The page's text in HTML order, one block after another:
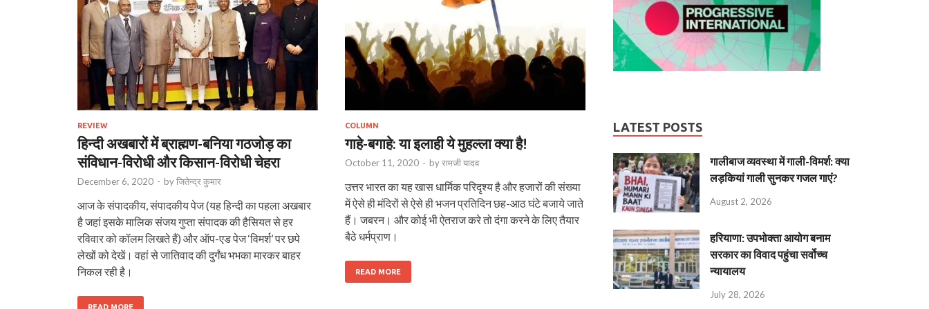
REVIEW
हिन्दी अखबारों में ब्राह्मण-बनिया गठजोड़ का
संविधान-विरोधी और किसान-विरोधी चेहरा
December 6, 2020 - byजितेन्द्र कुमार
आज के संपादकीय, संपादकीय पेज (यह हिन्दी का पहला अखबार
है जहां इसके मालिक संजय गुप्ता संपादक की हैसियत से हर
रविवार को कॉलम लिखते हैं) और ऑप-एड पेज ‘विमर्श’ पर छपे
लेखों को देखें। वहां से जातिवाद की दुर्गंध भभका मारकर बाहर
निकल रही है।
READ MORE
COLUMN
गाहे-बगाहे: या इलाही ये मुहल्ला क्या है!
October 11, 2020 - byरामजी यादव
उत्तर भारत का यह खास धार्मिक परिदृश्य है और हजारों की संख्या
में ऐसे ही मंदिरों से ऐसे ही भजन प्रतिदिन छह-आठ घंटे बजाये जाते
हैं। जबरन। और कोई भी ऐतराज करे तो दंगा करने के लिए तैयार
बैठे धर्मप्राण।
READ MORE
LATEST POSTS
गालीबाज व्‍यवस्‍था में गाली-विमर्श: क्या
लड़कियां गाली सुनकर गजल गाएं?
August 2, 2026
हरियाणा: उपभोक्ता आयोग बनाम
सरकार का विवाद पहुंचा सर्वोच्च
न्यायालय
July 28, 2026